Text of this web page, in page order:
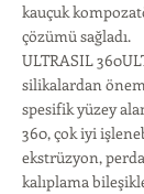
kauçuk
çözümü sağladı.
ULTRASIL
silikalardan
spesifik yüzey
360, çok iyi
ekstrüzyon,
kalıplama